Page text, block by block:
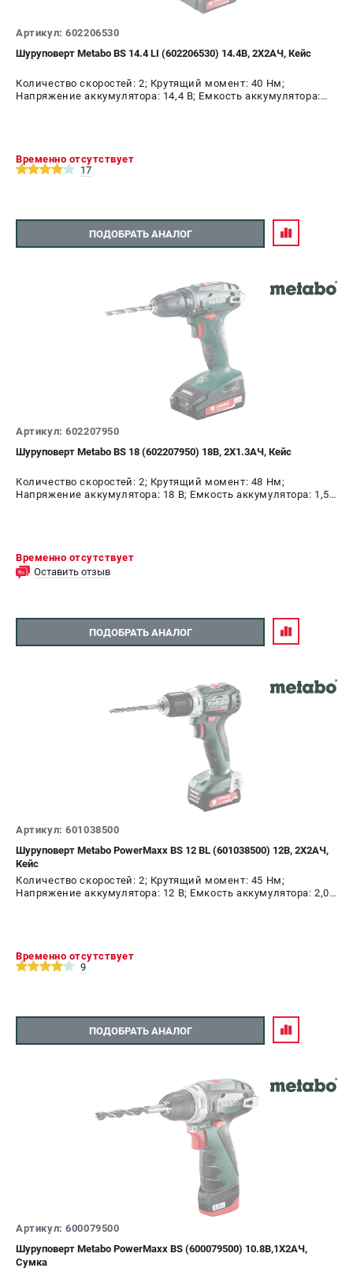
Артикул: 602206530
Шуруповерт Metabo BS 14.4 LI (602206530) 14.4В, 2X2АЧ, Кейс
Количество скоростей: 2; Крутящий момент: 40 Нм;
Напряжение аккумулятора: 14,4 В; Емкость аккумулятора:
Временно отсутствует
17
ПОДОБРАТЬ АНАЛОГ
Артикул: 602207950
Шуруповерт Metabo BS 18 (602207950) 18В, 2X1.3АЧ, Кейс
Количество скоростей: 2; Крутящий момент: 48 Нм;
Напряжение аккумулятора: 18 В; Емкость аккумулятора: 1,5
Временно отсутствует
Оставить отзыв
ПОДОБРАТЬ АНАЛОГ
Артикул: 601038500
Шуруповерт Metabo PowerMaxx BS 12 BL (601038500) 12В, 2X2АЧ,
Кейс
Количество скоростей: 2; Крутящий момент: 45 Нм;
Напряжение аккумулятора: 12 В; Емкость аккумулятора: 2,0
Временно отсутствует
9
ПОДОБРАТЬ АНАЛОГ
Артикул: 600079500
Шуруповерт Metabo PowerMaxx BS (600079500) 10.8В,1X2АЧ,
Сумка